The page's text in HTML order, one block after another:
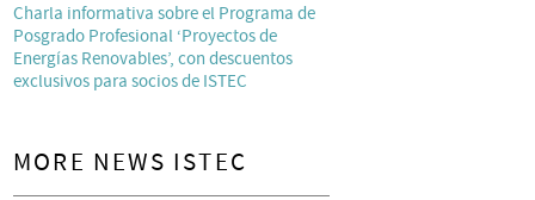
Charla informativa sobre el Programa de
Posgrado Profesional ‘Proyectos de
Energías Renovables’, con descuentos
exclusivos para socios de ISTEC
MORE NEWS ISTEC